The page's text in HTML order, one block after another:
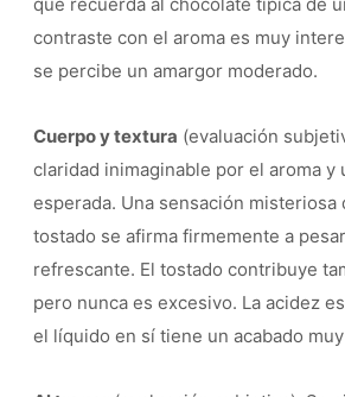
contraste con el aroma es muy
se percibe un amargor moderado.
Cuerpo y textura (evaluación
claridad inimaginable por el aroma y
esperada. Una sensación misteriosa
tostado se afirma firmemente a
refrescante. El tostado contribuye
pero nunca es excesivo. La acidez
el líquido en sí tiene un acabado